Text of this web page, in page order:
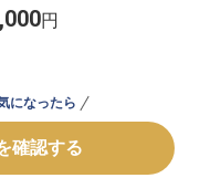
の企業様へ
円
になったら
確認する